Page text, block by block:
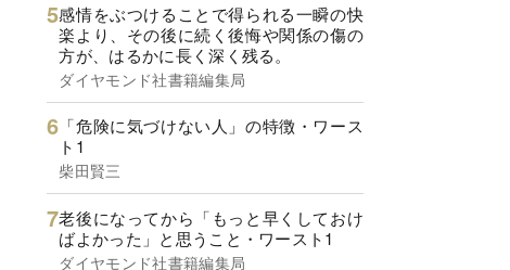
感情をぶつけることで得られる一瞬の快
楽より、その後に続く後悔や関係の傷の
方が、はるかに長く深く残る。
ダイヤモンド社書籍編集局
「危険に気づけない人」の特徴・ワース
ト1
柴田賢三
老後になってから「もっと早くしておけ
ばよかった」と思うこと・ワースト1
ダイヤモンド社書籍編集局